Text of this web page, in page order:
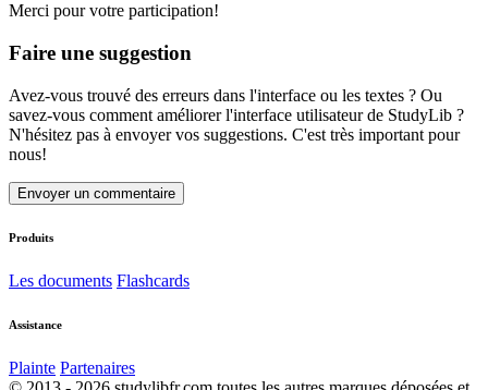
Merci pour votre participation!
Faire une suggestion
Avez-vous trouvé des erreurs dans l'interface ou les textes ? Ou
savez-vous comment améliorer l'interface utilisateur de StudyLib ?
N'hésitez pas à envoyer vos suggestions. C'est très important pour
nous!
Envoyer un commentaire
Produits
Les documents Flashcards
Assistance
Plainte Partenaires